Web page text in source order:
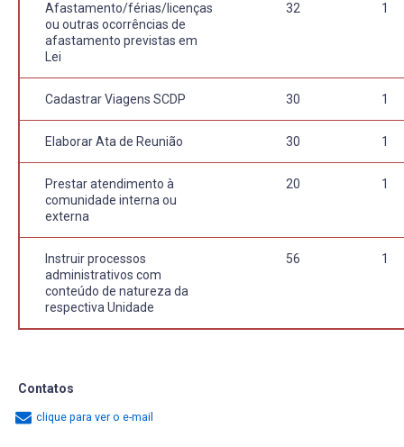
Afastamento/férias/licenças
ou outras ocorrências de
afastamento previstas em
Lei
32 1
Cadastrar Viagens SCDP 30 1
Elaborar Ata de Reunião 30 1
Prestar atendimento à
comunidade interna ou
externa
20 1
Instruir processos
administrativos com
conteúdo de natureza da
respectiva Unidade
56 1
Contatos
clique para ver o e-mail